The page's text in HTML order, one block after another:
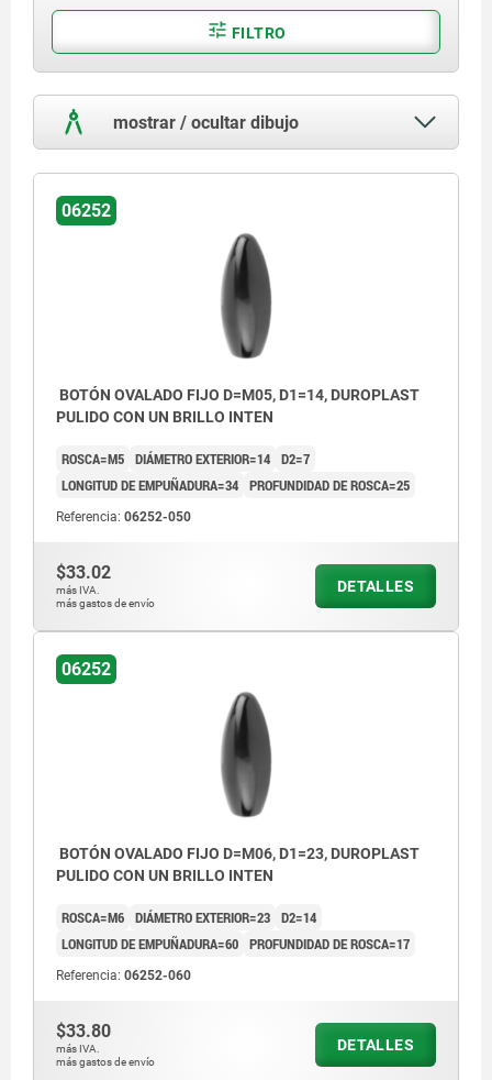
FILTRO
mostrar / ocultar dibujo
06252
BOTÓN OVALADO FIJO D=M05, D1=14, DUROPLAST
PULIDO CON UN BRILLO INTEN
ROSCA=M5 DIÁMETRO EXTERIOR=14 D2=7
LONGITUD DE EMPUÑADURA=34 PROFUNDIDAD DE ROSCA=25
Referencia: 06252-050
$33.02
más IVA.
más gastos de envío
DETALLES
06252
BOTÓN OVALADO FIJO D=M06, D1=23, DUROPLAST
PULIDO CON UN BRILLO INTEN
ROSCA=M6 DIÁMETRO EXTERIOR=23 D2=14
LONGITUD DE EMPUÑADURA=60 PROFUNDIDAD DE ROSCA=17
Referencia: 06252-060
$33.80
más IVA.
más gastos de envío
DETALLES